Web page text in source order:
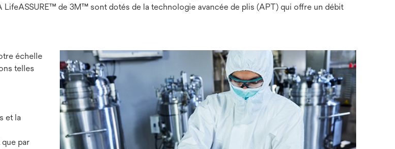
de 3M™ sont dotés de la technologie avancée de plis (APT) qui offre un débit
échelle
telles
et la
par